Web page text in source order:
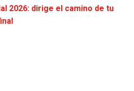
2026: dirige el camino de tu